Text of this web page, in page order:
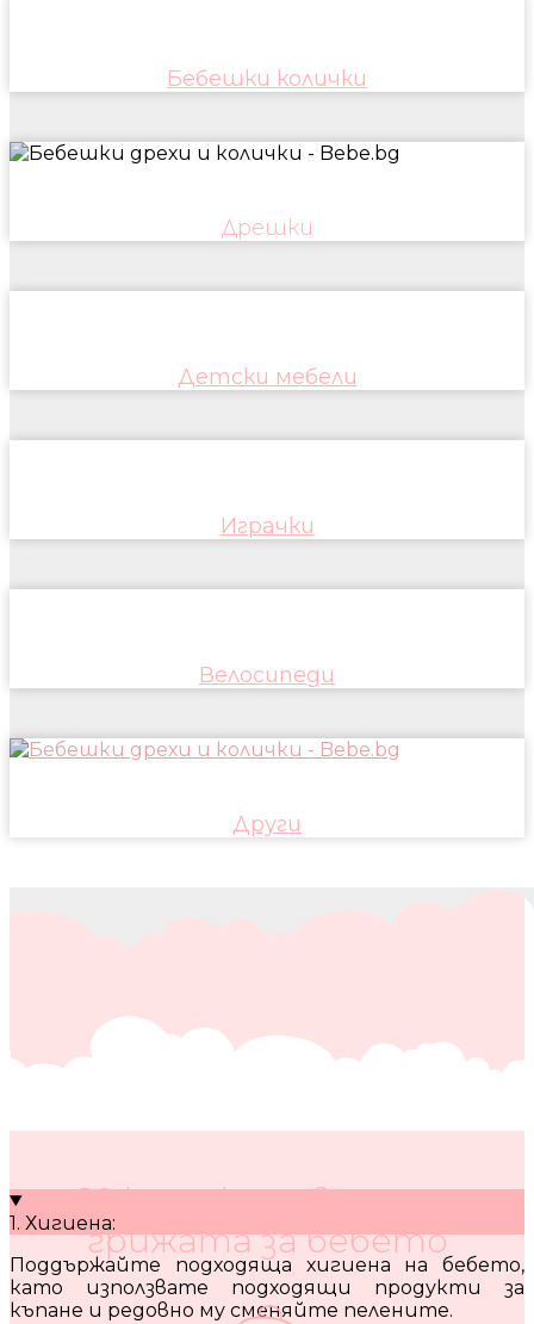
Бебешки колички
Дрешки
Детски мебели
Играчки
Велосипеди
Други
10 кратки съвета за
грижата за бебето
1. Хигиена:
Поддържайте подходяща хигиена на бебето,
като използвате подходящи продукти за
къпане и редовно му сменяйте пелените.